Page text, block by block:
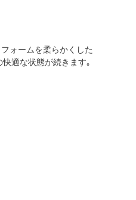
ォームを柔らかくした
適な状態が続きます｡